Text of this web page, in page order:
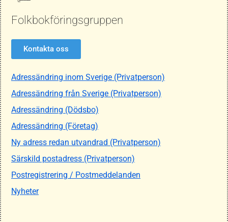
Folkbokföringsgruppen
Kontakta oss
Adressändring inom Sverige (Privatperson)
Adressändring från Sverige (Privatperson)
Adressändring (Dödsbo)
Adressändring (Företag)
Ny adress redan utvandrad (Privatperson)
Särskild postadress (Privatperson)
Postregistrering / Postmeddelanden
Nyheter